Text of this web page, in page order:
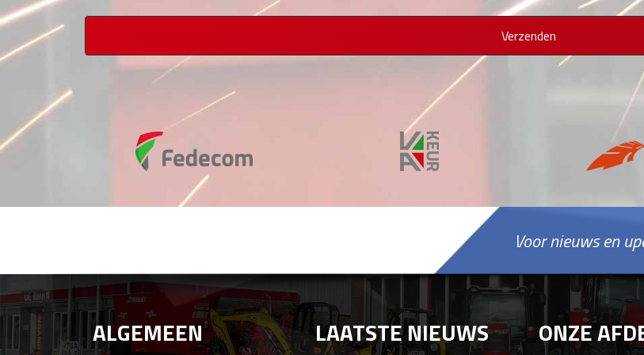
Voor nieuws en
ALGEMEEN LAATSTE NIEUWS ONZE